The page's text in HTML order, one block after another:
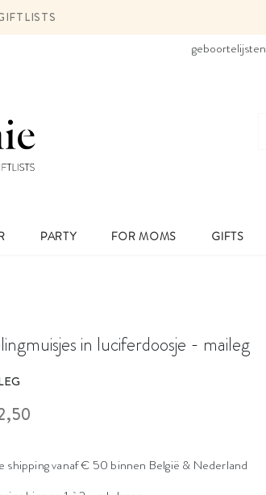
geboortelijsten
PARTY FOR MOMS GIFTS
in luciferdoosje - maileg
shipping vanaf € 50 binnen België & Nederland